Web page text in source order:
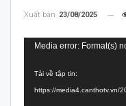
Xuất bản 23/08/2025
Trình
Video
Media error: Format(s)
Tải về tập tin:
https://media4.canthotv.vn/